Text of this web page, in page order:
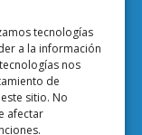
tecnologías
a la información
nos
de
sitio. No
afectar